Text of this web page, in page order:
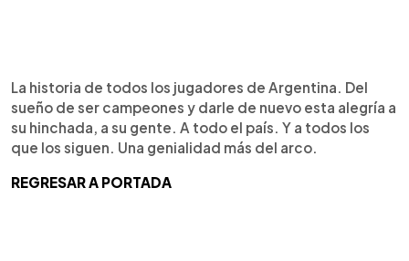
La historia de todos los jugadores de Argentina. Del
sueño de ser campeones y darle de nuevo esta alegría a
su hinchada, a su gente. A todo el país. Y a todos los
que los siguen. Una genialidad más del arco.
REGRESAR A PORTADA